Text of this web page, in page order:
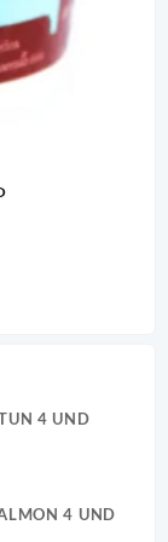
4 UND
4 UND